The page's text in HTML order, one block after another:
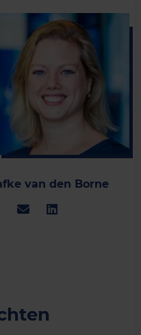
van den Borne